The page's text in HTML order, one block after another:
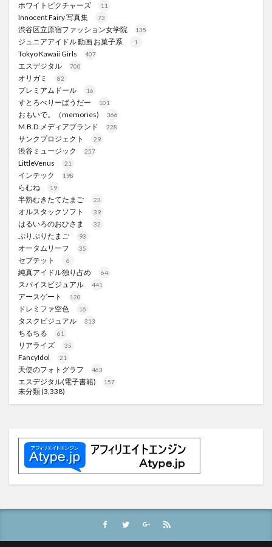
ホワイトピクチャーズ 11
Innocent Fairy 写真集 73
渋谷区立原宿ファッション女学院 135
ジュニアアイドル 動画 お菓子系 1
Tokyo Kawaii Girls 407
エスデジタル 700
オリガミ 82
プレミアムドール 16
すとろべりーぱうだー 101
おもいで。（memories) 366
M.B.D.メディアブランド 228
サンクプロジェクト 29
渋谷ミュージック 257
LittleVenus 21
インテック 198
らむね 19
半熟むきたてたまご 23
オルスタックソフト 39
はるいろのおひさま 32
ぷりぷりたまご 93
オータムリーフ 35
セプテット 6
純真アイドル独り占め 64
スパイスビジュアル 441
アースゲート 120
ドレミファ空色 16
タスクビジュアル 313
ちるちる 61
リアライズ 35
FancyIdol 21
天使のフォトグラフ 463
エスデジタル(電子書籍) 157
未分類(3,338)